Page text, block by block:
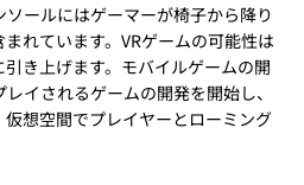
ールにはゲーマーが椅子から降り
れています。VRゲームの可能性は
き上げます。モバイルゲームの開
イされるゲームの開発を開始し、
想空間でプレイヤーとローミング